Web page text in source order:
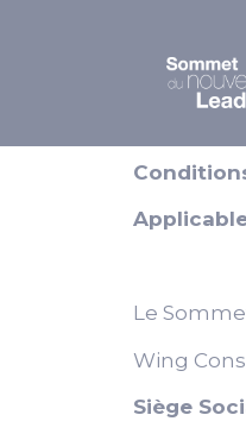
Le
Wing
Siège